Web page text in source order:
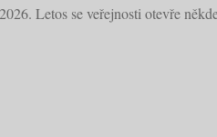
Letos se veřejnosti otevře